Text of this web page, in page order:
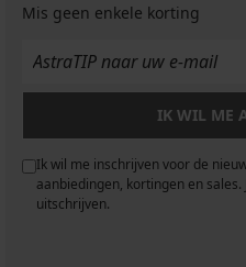
Mis geen enkele korting
IK WIL ME
Ik wil me inschrijven voor de
aanbiedingen, kortingen en
uitschrijven.